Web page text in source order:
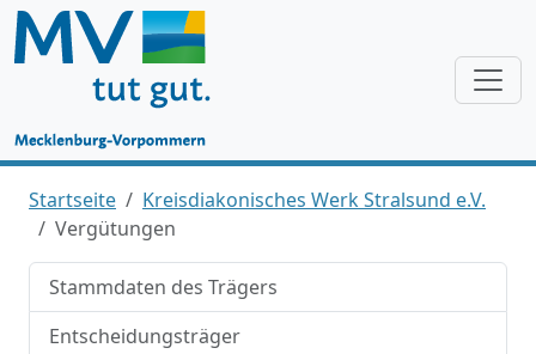
Startseite
Kreisdiakonisches Werk Stralsund e.V.
Vergütungen
Stammdaten des Trägers
Entscheidungsträger